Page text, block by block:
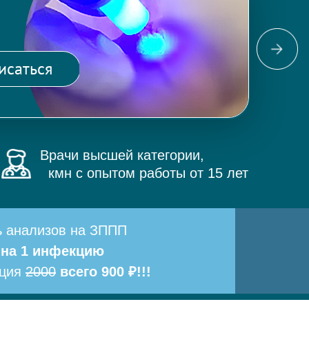
и
Врачи высшей категории,
кмн с опытом работы от 15 лет
анализов на ЗППП
на 1 инфекцию
2000 всего 900 ₽!!!